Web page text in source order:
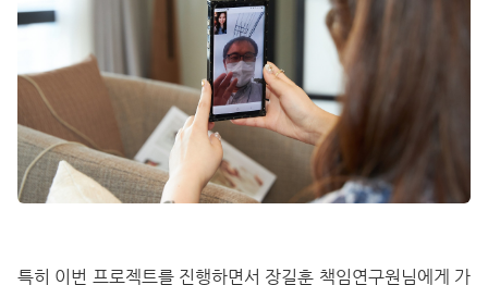
특히 이번 프로젝트를 진행하면서 장길훈 책임연구원님에게 가